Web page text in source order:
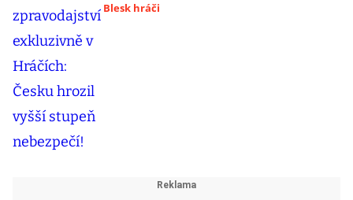
Blesk hráči